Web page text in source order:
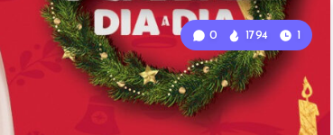
0 1794 1